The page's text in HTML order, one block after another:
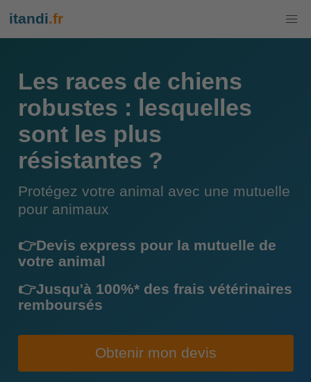
itandi.fr
Les races de chiens
robustes : lesquelles
sont les plus
résistantes ?
Protégez votre animal avec une mutuelle
pour animaux
👉Devis express pour la mutuelle de
votre animal
👉Jusqu'à 100%* des frais vétérinaires
remboursés
Obtenir mon devis